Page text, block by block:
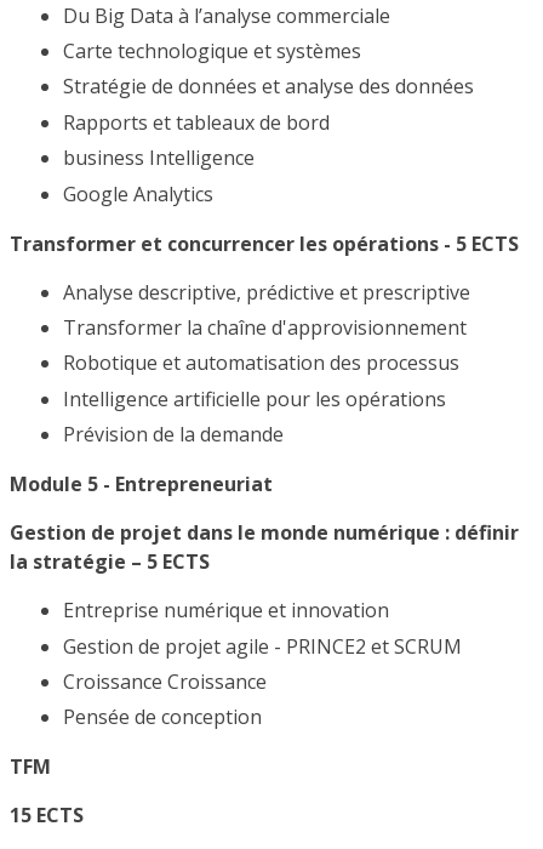
Du Big Data à l’analyse commerciale
Carte technologique et systèmes
Stratégie de données et analyse des données
Rapports et tableaux de bord
business Intelligence
Google Analytics
Transformer et concurrencer les opérations - 5 ECTS
Analyse descriptive, prédictive et prescriptive
Transformer la chaîne d'approvisionnement
Robotique et automatisation des processus
Intelligence artificielle pour les opérations
Prévision de la demande
Module 5 - Entrepreneuriat
Gestion de projet dans le monde numérique : définir
la stratégie – 5 ECTS
Entreprise numérique et innovation
Gestion de projet agile - PRINCE2 et SCRUM
Croissance Croissance
Pensée de conception
TFM
15 ECTS